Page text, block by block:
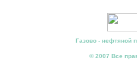
Газово - нефтяной
© 2007 Все